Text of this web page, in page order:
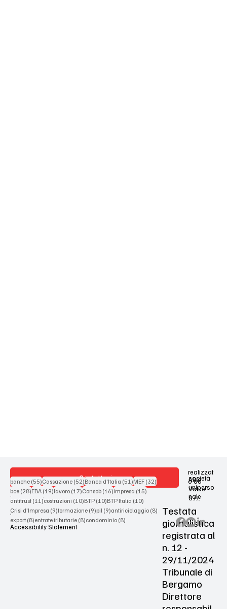
Contattaci
Terms & Conditions
Privacy Policy
Accessibility Statement
realizzat
o da
società
uniperso
nale
ARX
Value
S.r.l.
Testata
giornalistica
registrata al
n. 12 -
29/11/2024
Tribunale di
Bergamo
Direttore
banche (55)55 post
Cassazione (52)52 post
Banca d'Italia (51)51 post
MEF (32)32 post
bce (28)28 post
EBA (19)19 post
lavoro (17)17 post
Consob (16)16 post
impresa (15)15 post
antitrust (11)11 post
costruzioni (10)10 post
BTP (10)10 post
BTP Italia (10)10 post
Crisi d'Impresa (9)9 post
formazione (9)9 post
pil (9)9 post
antiriciclaggio (8)8 post
export (8)8 post
entrate tributarie (8)8 post
condominio (8)8 post